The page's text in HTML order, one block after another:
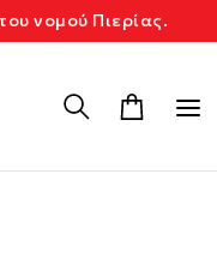
νομού Πιερίας.